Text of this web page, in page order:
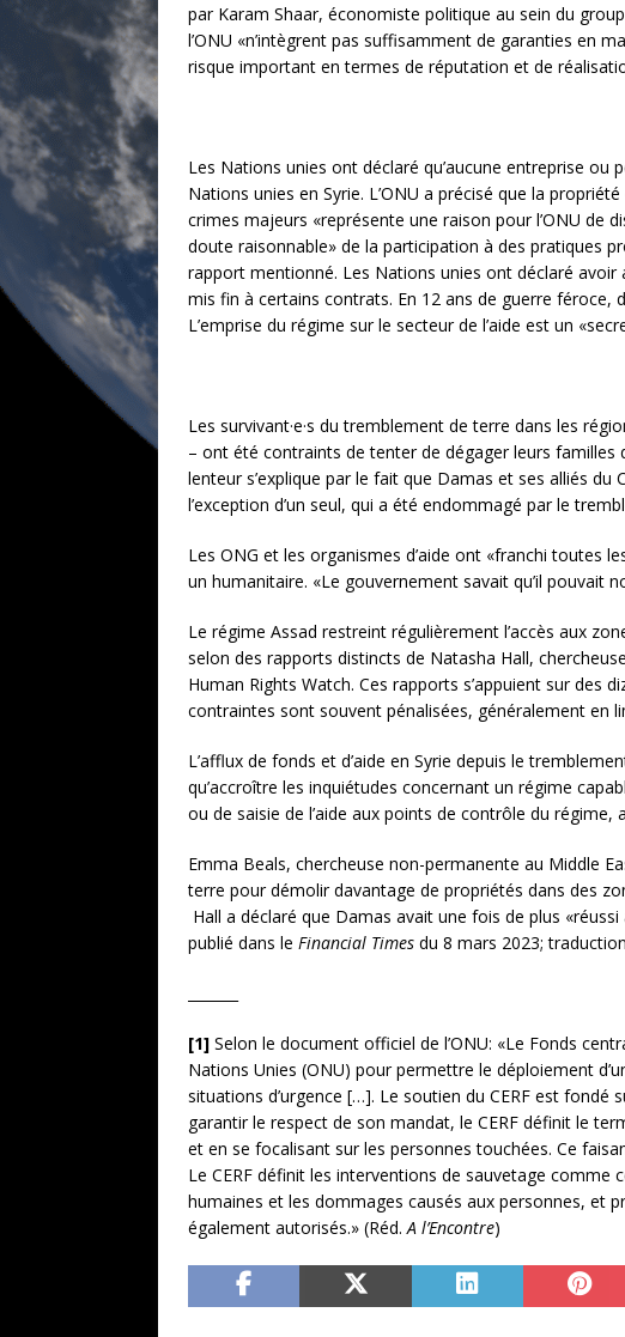
par Karam Shaar, économiste politique au sein du
l’ONU «n’intègrent pas suffisamment de garanties en
risque important en termes de réputation et de
Les Nations unies ont déclaré qu’aucune entreprise
Nations unies en Syrie. L’ONU a précisé que la
crimes majeurs «représente une raison pour l’ONU de
doute raisonnable» de la participation à des pratiques
rapport mentionné. Les Nations unies ont déclaré
mis fin à certains contrats. En 12 ans de guerre féroce,
L’emprise du régime sur le secteur de l’aide est un
Les survivant·e·s du tremblement de terre dans les
– ont été contraints de tenter de dégager leurs familles
lenteur s’explique par le fait que Damas et ses alliés
l’exception d’un seul, qui a été endommagé par le
Les ONG et les organismes d’aide ont «franchi toutes
un humanitaire. «Le gouvernement savait qu’il pouvait
Le régime Assad restreint régulièrement l’accès aux
selon des rapports distincts de Natasha Hall,
Human Rights Watch. Ces rapports s’appuient sur des
contraintes sont souvent pénalisées, généralement en
L’afflux de fonds et d’aide en Syrie depuis le
qu’accroître les inquiétudes concernant un régime
ou de saisie de l’aide aux points de contrôle du
Emma Beals, chercheuse non-permanente au Middle
terre pour démolir davantage de propriétés dans des
Hall a déclaré que Damas avait une fois de plus
publié dans le Financial Times du 8 mars 2023;
[1] Selon le document officiel de l’ONU: «Le Fonds
Nations Unies (ONU) pour permettre le déploiement
situations d’urgence […]. Le soutien du CERF est fondé
garantir le respect de son mandat, le CERF définit le
et en se focalisant sur les personnes touchées. Ce
Le CERF définit les interventions de sauvetage
humaines et les dommages causés aux personnes, et
également autorisés.» (Réd.A l’Encontre)